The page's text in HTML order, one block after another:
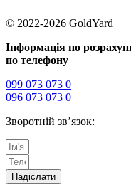
© 2022-2026 GoldYard
Інформація по
по телефону
099 073 073 0
096 073 073 0
Зворотній зв’язок:
Надіслати